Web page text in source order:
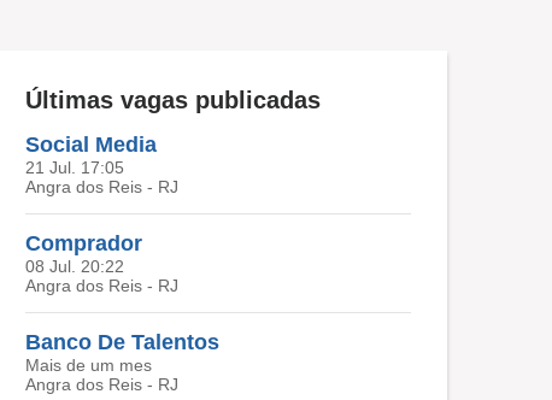
Últimas vagas publicadas
Social Media
21 Jul. 17:05
Angra dos Reis - RJ
Comprador
08 Jul. 20:22
Angra dos Reis - RJ
Banco De Talentos
Mais de um mes
Angra dos Reis - RJ